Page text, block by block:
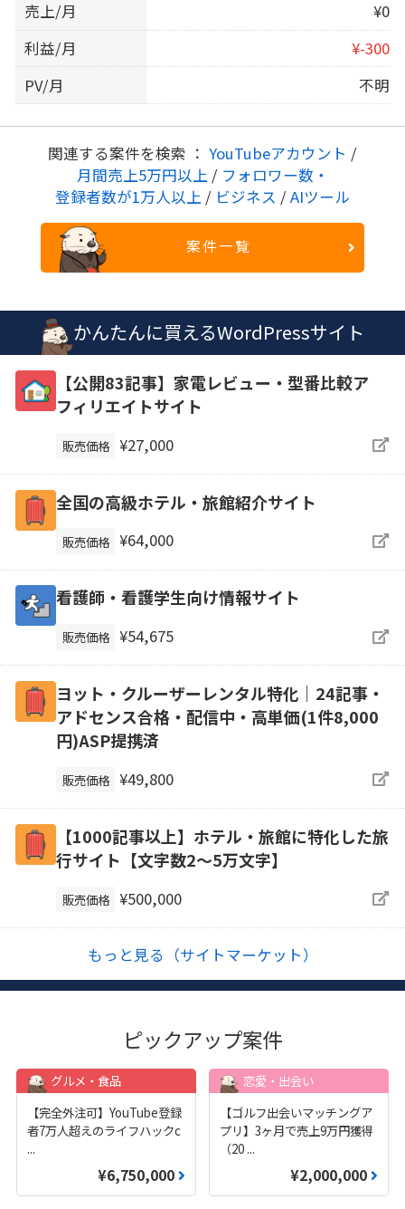
売上/月
¥0
利益/月
¥-300
PV/月
不明
関連する案件を検索 ： YouTubeアカウント /
月間売上5万円以上 / フォロワー数・
登録者数が1万人以上 / ビジネス / AIツール
案件一覧
かんたんに買えるWordPressサイト
【公開83記事】家電レビュー・型番比較ア
フィリエイトサイト
販売価格 ¥27,000
全国の高級ホテル・旅館紹介サイト
販売価格 ¥64,000
看護師・看護学生向け情報サイト
販売価格 ¥54,675
ヨット・クルーザーレンタル特化｜24記事・
アドセンス合格・配信中・高単価(1件8,000
円)ASP提携済
販売価格 ¥49,800
【1000記事以上】ホテル・旅館に特化した旅
行サイト【文字数2〜5万文字】
販売価格 ¥500,000
もっと見る（サイトマーケット）
ピックアップ案件
グルメ・食品
【完全外注可】YouTube登録
者7万人超えのライフハックc
...
¥6,750,000
恋愛・出会い
【ゴルフ出会いマッチングア
プリ】3ヶ月で売上9万円獲得
（20 ...
¥2,000,000